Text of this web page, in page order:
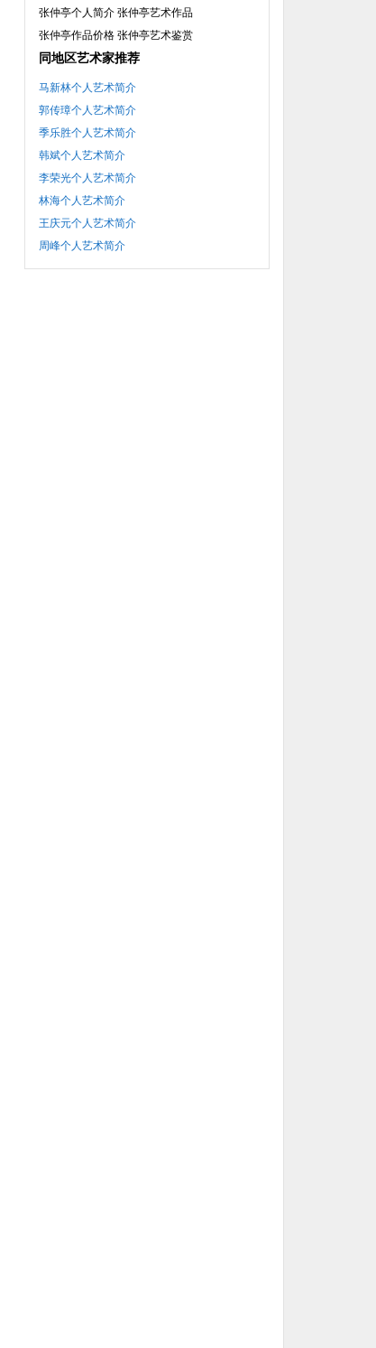
张仲亭个人简介 张仲亭艺术作品
张仲亭作品价格 张仲亭艺术鉴赏
同地区艺术家推荐
马新林个人艺术简介
郭传璋个人艺术简介
季乐胜个人艺术简介
韩斌个人艺术简介
李荣光个人艺术简介
林海个人艺术简介
王庆元个人艺术简介
周峰个人艺术简介